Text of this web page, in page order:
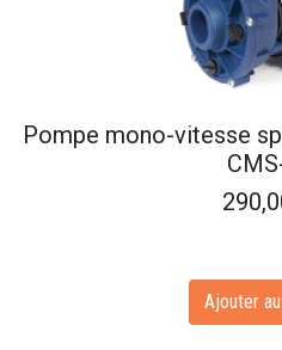
Pompe mono-vitesse
Ajouter